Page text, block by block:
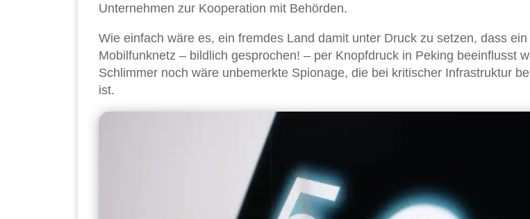
Unternehmen zur Kooperation mit Behörden.
Wie einfach wäre es, ein fremdes Land damit unter Druck zu setzen, dass
Mobilfunknetz – bildlich gesprochen! – per Knopfdruck in Peking beeinflusst
Schlimmer noch wäre unbemerkte Spionage, die bei kritischer Infrastruktur
ist.